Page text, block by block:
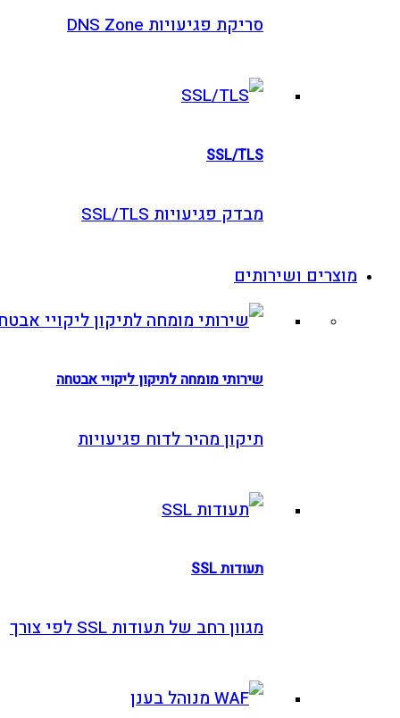
סריקת פגיעויות DNS Zone
SSL/TLS
מבדק פגיעויות SSL/TLS
ושירותים
שירותי מומחה לתיקון ליקויי אבטחה
תיקון מהיר לדוח פגיעויות
מגוון רחב של תעודות SSL לפי צורך